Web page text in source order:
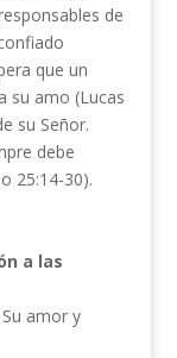
de
que un
su amo (Lucas
su Señor.
debe
25:14-30).
a las
amor y